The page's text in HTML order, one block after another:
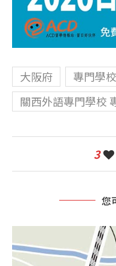
大阪府 專門學校
關西外語專門學校
3
您